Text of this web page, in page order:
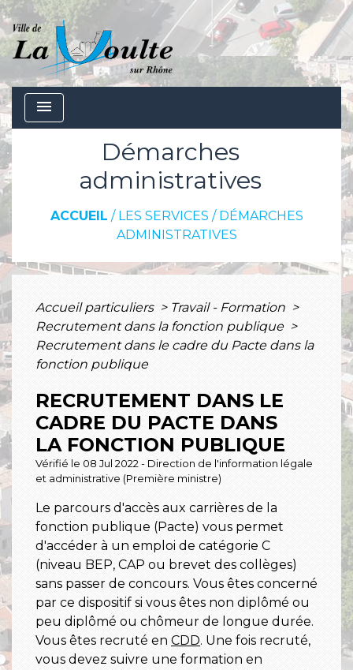
menu
Démarches
administratives
ACCUEIL / LES SERVICES / DÉMARCHES
ADMINISTRATIVES
Accueil particuliers > Travail - Formation >
Recrutement dans la fonction publique >
Recrutement dans le cadre du Pacte dans la
fonction publique
RECRUTEMENT DANS LE
CADRE DU PACTE DANS
LA FONCTION PUBLIQUE
Vérifié le 08 Jul 2022 - Direction de l'information légale
et administrative (Première ministre)
Le parcours d'accès aux carrières de la
fonction publique (Pacte) vous permet
d'accéder à un emploi de catégorie C
(niveau BEP, CAP ou brevet des collèges)
sans passer de concours. Vous êtes concerné
par ce dispositif si vous êtes non diplômé ou
peu diplômé ou chômeur de longue durée.
Vous êtes recruté en CDD. Une fois recruté,
vous devez suivre une formation en